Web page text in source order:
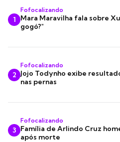
1
Fofocalizando
Mara Maravilha fala sobre
gogó?"
2
Fofocalizando
Jojo Todynho exibe
nas pernas
3
Fofocalizando
Família de Arlindo Cruz
após morte